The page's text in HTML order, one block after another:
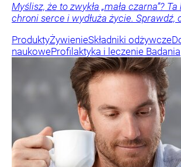
Myślisz, że to zwykła „mała czarna”?
chroni serce i wydłuża życie. Sprawdź,
ProduktyŻywienieSkładniki odżywcze
naukoweProfilaktyka i leczenie Badania